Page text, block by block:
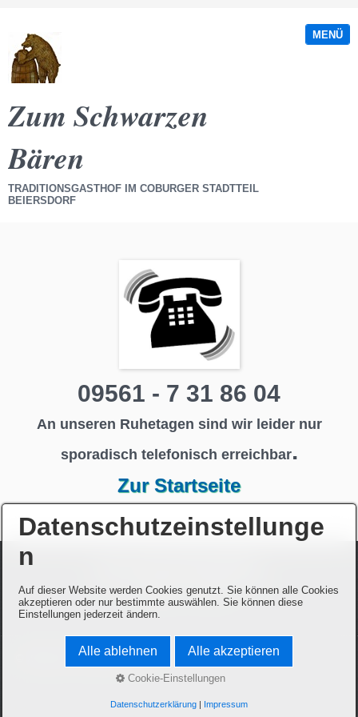
MENÜ
Zum Schwarzen
Bären
TRADITIONSGASTHOF IM COBURGER STADTTEIL
BEIERSDORF
09561 - 7 31 86 04
An unseren Ruhetagen sind wir leider nur
sporadisch telefonisch erreichbar.
Zur Startseite
Tel. 09561 / 731 8604
© 2026 Zum Schwarzen Bären
Datenschutzeinstellunge
n
Auf dieser Website werden Cookies genutzt. Sie können alle Cookies
akzeptieren oder nur bestimmte auswählen. Sie können diese
Einstellungen jederzeit ändern.
Alle ablehnen Alle akzeptieren
Cookie-Einstellungen
Datenschutzerklärung| Impressum